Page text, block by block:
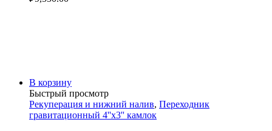
В корзину
Быстрый просмотр
Рекуперация и нижний налив, Переходник
гравитационный 4''х3'' камлок